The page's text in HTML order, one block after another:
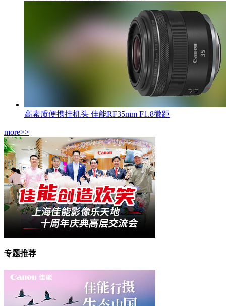
高素质便携挂机头 佳能RF35mm F1.8微距
more>>
专题推荐